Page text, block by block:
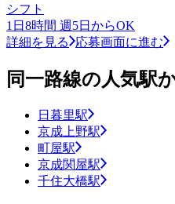
シフト
1日8時間 週5日からOK
詳細を見る
応募画面に進む
同一路線の人気駅
日暮里駅
京成上野駅
町屋駅
京成関屋駅
千住大橋駅